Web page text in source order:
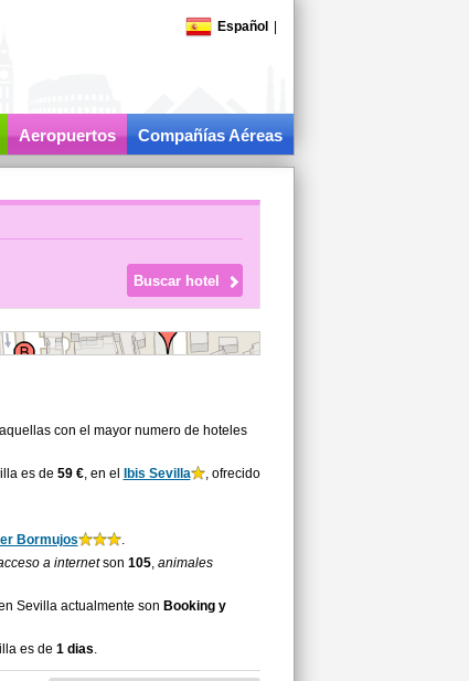
Español
Aeropuertos Compañías Aéreas
con el mayor numero de hoteles
es de 59 €, en el Ibis Sevilla
, ofrecido
Bormujos
.
a internetson 105, animales
Sevilla actualmente son Booking y
es de 1 dias.